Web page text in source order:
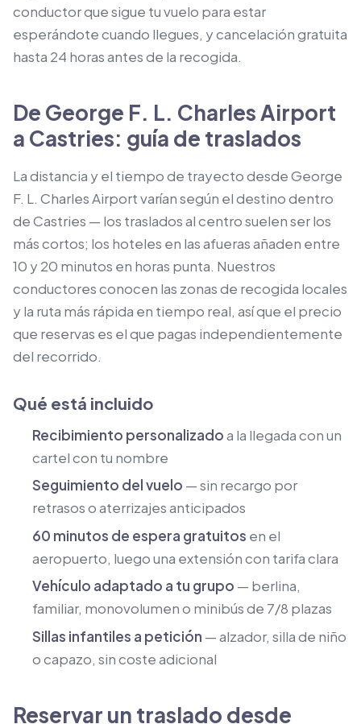
conductor que sigue tu vuelo para estar
esperándote cuando llegues, y cancelación gratuita
hasta 24 horas antes de la recogida.
De George F. L. Charles Airport
a Castries: guía de traslados
La distancia y el tiempo de trayecto desde George
F. L. Charles Airport varían según el destino dentro
de Castries — los traslados al centro suelen ser los
más cortos; los hoteles en las afueras añaden entre
10 y 20 minutos en horas punta. Nuestros
conductores conocen las zonas de recogida locales
y la ruta más rápida en tiempo real, así que el precio
que reservas es el que pagas independientemente
del recorrido.
Qué está incluido
Recibimiento personalizadoa la llegada con un
cartel con tu nombre
Seguimiento del vuelo — sin recargo por
retrasos o aterrizajes anticipados
60 minutos de espera gratuitos en el
aeropuerto, luego una extensión con tarifa clara
Vehículo adaptado a tu grupo — berlina,
familiar, monovolumen o minibús de 7/8 plazas
Sillas infantiles a petición — alzador, silla de niño
o capazo, sin coste adicional
Reservar un traslado desde